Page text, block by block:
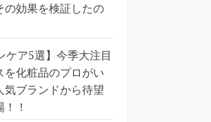
の効果を検証したの
ケア5選】今季大注目
化粧品のプロがい
ブランドから待望
！